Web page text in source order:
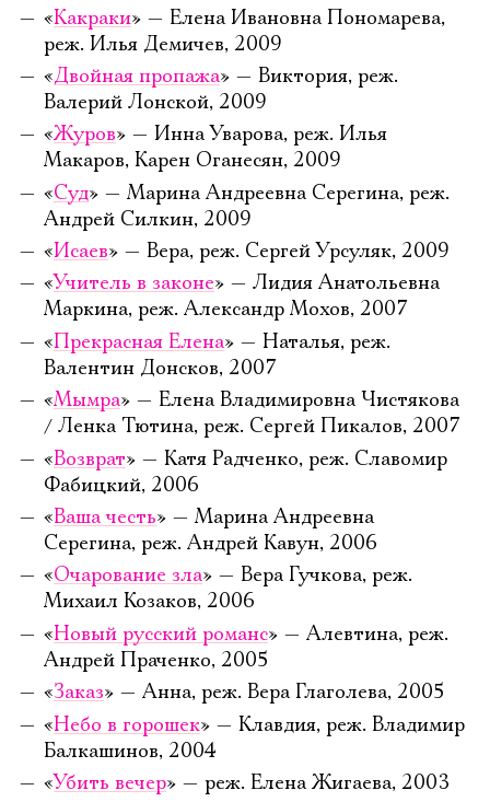
«Какраки» — Елена Ивановна Пономарева,
реж. Илья Демичев, 2009
«Двойная пропажа» — Виктория, реж.
Валерий Лонской, 2009
«Журов» — Инна Уварова, реж. Илья
Макаров, Карен Оганесян, 2009
«Суд» — Марина Андреевна Серегина, реж.
Андрей Силкин, 2009
«Исаев» — Вера, реж. Сергей Урсуляк, 2009
«Учитель в законе» — Лидия Анатольевна
Маркина, реж. Александр Мохов, 2007
«Прекрасная Елена» — Наталья, реж.
Валентин Донсков, 2007
«Мымра» — Елена Владимировна Чистякова
/ Ленка Тютина, реж. Сергей Пикалов, 2007
«Возврат» — Катя Радченко, реж. Славомир
Фабицкий, 2006
«Ваша честь» — Марина Андреевна
Серегина, реж. Андрей Кавун, 2006
«Очарование зла» — Вера Гучкова, реж.
Михаил Козаков, 2006
«Новый русский романс» — Алевтина, реж.
Андрей Праченко, 2005
«Заказ» — Анна, реж. Вера Глаголева, 2005
«Небо в горошек» — Клавдия, реж. Владимир
Балкашинов, 2004
«Убить вечер» — реж. Елена Жигаева, 2003